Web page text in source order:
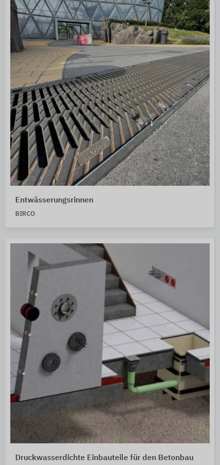
Entwässerungsrinnen
BIRCO
Druckwasserdichte Einbauteile für den Betonbau